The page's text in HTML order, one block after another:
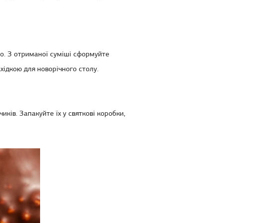
З отриманої суміші сформуйте
для новорічного столу.
Запакуйте їх у святкові коробки,